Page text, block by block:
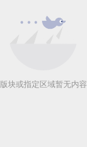
版块或指定区域暂无内容